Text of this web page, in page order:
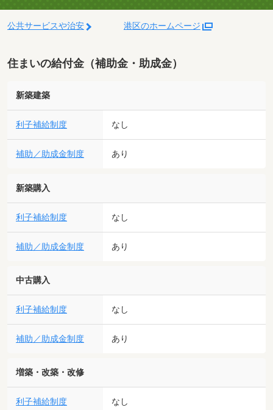
公共サービスや治安 港区のホームページ
住まいの給付金（補助金・助成金）
新築建築
利子補給制度 なし
補助／助成金制度 あり
新築購入
利子補給制度 なし
補助／助成金制度 あり
中古購入
利子補給制度 なし
補助／助成金制度 あり
増築・改築・改修
利子補給制度 なし